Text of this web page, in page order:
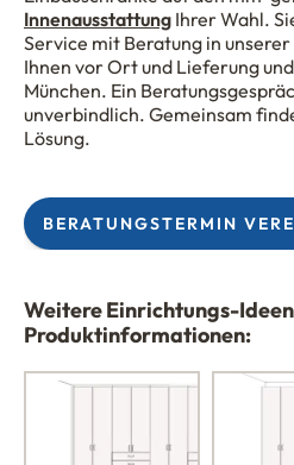
Innenausstattung Ihrer Wahl.
Service mit Beratung in
Ihnen vor Ort und Lieferung
München. Ein
unverbindlich. Gemeinsam
Lösung.
BERATUNGSTERMIN
Weitere Einrichtungs-
Produktinformationen: